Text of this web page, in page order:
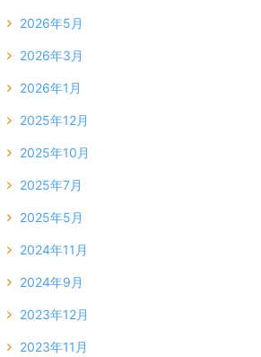
2026年5月
2026年3月
2026年1月
2025年12月
2025年10月
2025年7月
2025年5月
2024年11月
2024年9月
2023年12月
2023年11月